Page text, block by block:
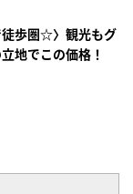
録
徒歩圏☆〉観光もグ
地でこの価格！